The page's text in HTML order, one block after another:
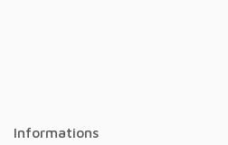
Informations